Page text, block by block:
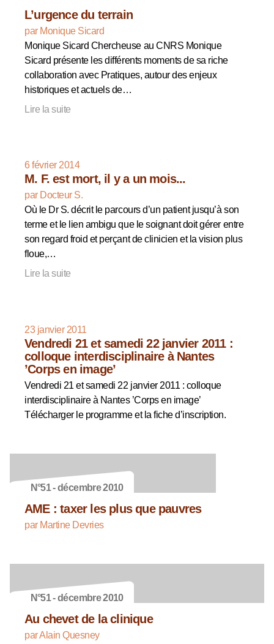
L’urgence du terrain
par Monique Sicard
Monique Sicard Chercheuse au CNRS Monique
Sicard présente les différents moments de sa riche
collaboration avec Pratiques, autour des enjeux
historiques et actuels de…
Lire la suite
6 février 2014
M. F. est mort, il y a un mois...
par Docteur S.
Où le Dr S. décrit le parcours d’un patient jusqu’à son
terme et le lien ambigu que le soignant doit gérer entre
son regard froid et perçant de clinicien et la vision plus
floue,…
Lire la suite
23 janvier 2011
Vendredi 21 et samedi 22 janvier 2011 :
colloque interdisciplinaire à Nantes
’Corps en image’
Vendredi 21 et samedi 22 janvier 2011 : colloque
interdisciplinaire à Nantes ’Corps en image’
Télécharger le programme et la fiche d’inscription.
N°51 - décembre 2010
AME : taxer les plus que pauvres
par Martine Devries
N°51 - décembre 2010
Au chevet de la clinique
par Alain Quesney